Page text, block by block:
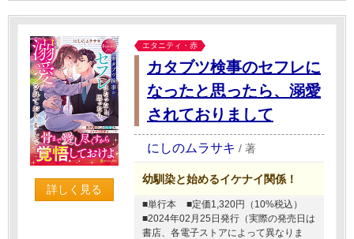
詳しく見る
エタニティ・赤
カタブツ検事のセフレに
なったと思ったら、溺愛
されておりまして
にしのムラサキ / 著
幼馴染と始めるイケナイ関係！
■単行本
■定価1,320円（10%税込）
■2024年02月25日発行（実際の発売日は
書店、各電子ストアによって異なりま